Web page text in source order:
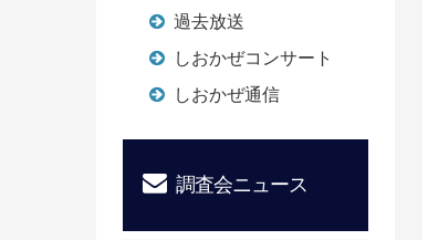
過去放送
しおかぜコンサート
しおかぜ通信
調査会ニュース